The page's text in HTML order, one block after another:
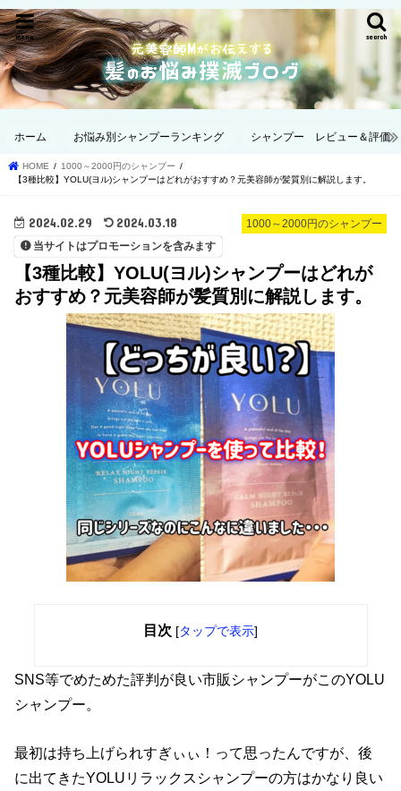
search
menu
ホーム お悩み別シャンプーランキング シャンプー レビュー＆評価
HOME
1000～2000円のシャンプー
【3種比較】YOLU(ヨル)シャンプーはどれがおすすめ？元美容師が髪質別に解説します。
1000～2000円のシャンプー
2024.02.29 2024.03.18
当サイトはプロモーションを含みます
【3種比較】YOLU(ヨル)シャンプーはどれが
おすすめ？元美容師が髪質別に解説します。
目次 [タップで表示]
SNS等でめためた評判が良い市販シャンプーがこのYOLU
シャンプー。
最初は持ち上げられすぎぃぃ！って思ったんですが、後
に出てきたYOLUリラックスシャンプーの方はかなり良い